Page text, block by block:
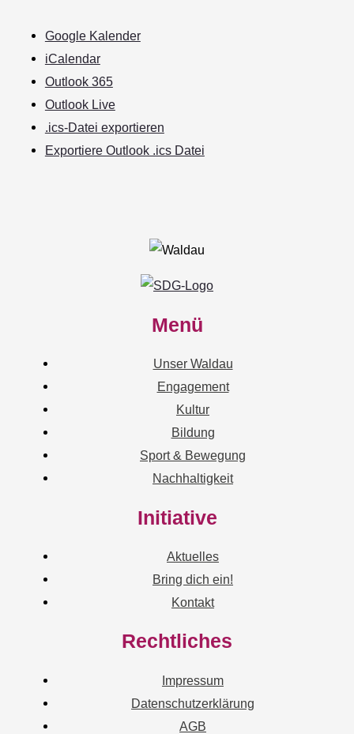
Google Kalender
iCalendar
Outlook 365
Outlook Live
.ics-Datei exportieren
Exportiere Outlook .ics Datei
Menü
Unser Waldau
Engagement
Kultur
Bildung
Sport & Bewegung
Nachhaltigkeit
Initiative
Aktuelles
Bring dich ein!
Kontakt
Rechtliches
Impressum
Datenschutzerklärung
AGB